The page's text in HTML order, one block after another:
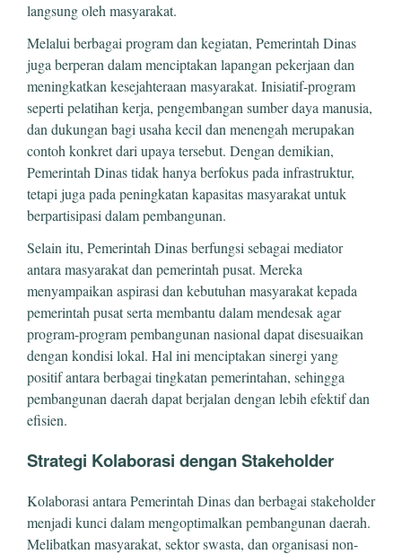
langsung oleh masyarakat.
Melalui berbagai program dan kegiatan, Pemerintah Dinas
juga berperan dalam menciptakan lapangan pekerjaan dan
meningkatkan kesejahteraan masyarakat. Inisiatif-program
seperti pelatihan kerja, pengembangan sumber daya manusia,
dan dukungan bagi usaha kecil dan menengah merupakan
contoh konkret dari upaya tersebut. Dengan demikian,
Pemerintah Dinas tidak hanya berfokus pada infrastruktur,
tetapi juga pada peningkatan kapasitas masyarakat untuk
berpartisipasi dalam pembangunan.
Selain itu, Pemerintah Dinas berfungsi sebagai mediator
antara masyarakat dan pemerintah pusat. Mereka
menyampaikan aspirasi dan kebutuhan masyarakat kepada
pemerintah pusat serta membantu dalam mendesak agar
program-program pembangunan nasional dapat disesuaikan
dengan kondisi lokal. Hal ini menciptakan sinergi yang
positif antara berbagai tingkatan pemerintahan, sehingga
pembangunan daerah dapat berjalan dengan lebih efektif dan
efisien.
Strategi Kolaborasi dengan Stakeholder
Kolaborasi antara Pemerintah Dinas dan berbagai stakeholder
menjadi kunci dalam mengoptimalkan pembangunan daerah.
Melibatkan masyarakat, sektor swasta, dan organisasi non-